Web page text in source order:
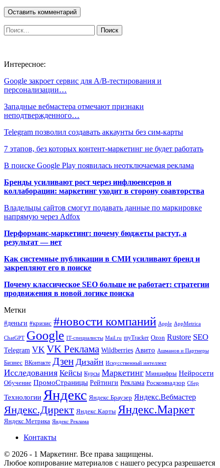
Интересное:
Google закроет сервис для A/B-тестирования и
персонализации…
Западные вебмастера отмечают признаки
неподтвержденного…
Telegram позволил создавать аккаунты без сим-карты
7 этапов, без которых контент-маркетинг не будет работать
В поиске Google Play появилась неотключаемая реклама
Бренды усиливают рост через инфлюенсеров и
коллаборации: маркетинг уходит в сторону соавторства
Владельцы сайтов смогут подавать данные по маркировке
напрямую через Adfox
Перформанс-маркетинг: почему бюджеты растут, а
результат — нет
Как системные публикации в СМИ усиливают бренд и
закрепляют его в поиске
Почему классическое SEO больше не работает: стратегии
продвижения в новой логике поиска
Метки
#деньги #кризис #новости компаний Apple AppMetrica
ChatGPT Google IT-специалисты Mail.ru myTracker Ozon Rustore SEO
Telegram VK VK Реклама Wildberries Авито Ашманов и Партнеры
Бизнес ВКонтакте Дзен Дизайн Искусственный интеллект
Исследования Кейсы Курсы Маркетинг Минцифры Нейросети
Обучение ПромоСтраницы Рейтинги Реклама Роскомнадзор Сбер
Технологии Яндекс Яндекс.Браузер Яндекс.Вебмастер
Яндекс.Директ Яндекс.Карты Яндекс.Маркет
Яндекс.Метрика Яндекс Реклама
Контакты
© 2026 - 1 Маркетинг. Все права защищены.
Любое копирование материалов с нашего ресурса разрешается